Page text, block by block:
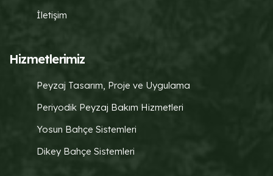
İletişim
Hizmetlerimiz
Peyzaj Tasarım, Proje ve Uygulama
Periyodik Peyzaj Bakım Hizmetleri
Yosun Bahçe Sistemleri
Dikey Bahçe Sistemleri